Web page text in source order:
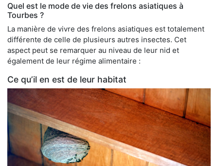
Quel est le mode de vie des frelons asiatiques à
Tourbes ?
La manière de vivre des frelons asiatiques est totalement
différente de celle de plusieurs autres insectes. Cet
aspect peut se remarquer au niveau de leur nid et
également de leur régime alimentaire :
Ce qu’il en est de leur habitat